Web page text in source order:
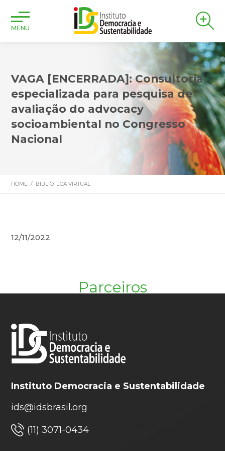
MENU
VAGA [ENCERRADA]: Consultoria
especializada para pesquisa de
avaliação do advocacy
socioambiental no Congresso
Nacional
HOME / BIBLIOTECA VIRTUAL
12/11/2022
Parceiros
Instituto Democracia e Sustentabilidade
ids@idsbrasil.org
(11) 3071-0434